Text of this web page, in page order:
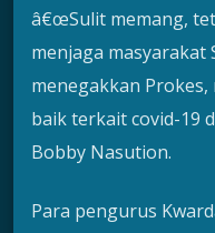
â€œSulit memang,
menjaga masyarakat
menegakkan
baik terkait covid-19
Bobby Nasution.
Para pengurus